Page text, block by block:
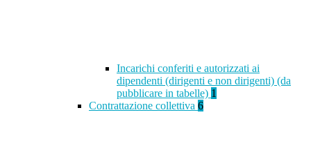
Incarichi conferiti e autorizzati ai
dipendenti (dirigenti e non dirigenti) (da
pubblicare in tabelle) 1
Contrattazione collettiva 6